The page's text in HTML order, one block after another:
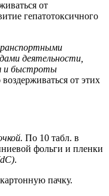
от
гепатотоксичного
деятельности,
и быстроты
от этих
По 10 табл. в
фольги и пленки
.
пачку.